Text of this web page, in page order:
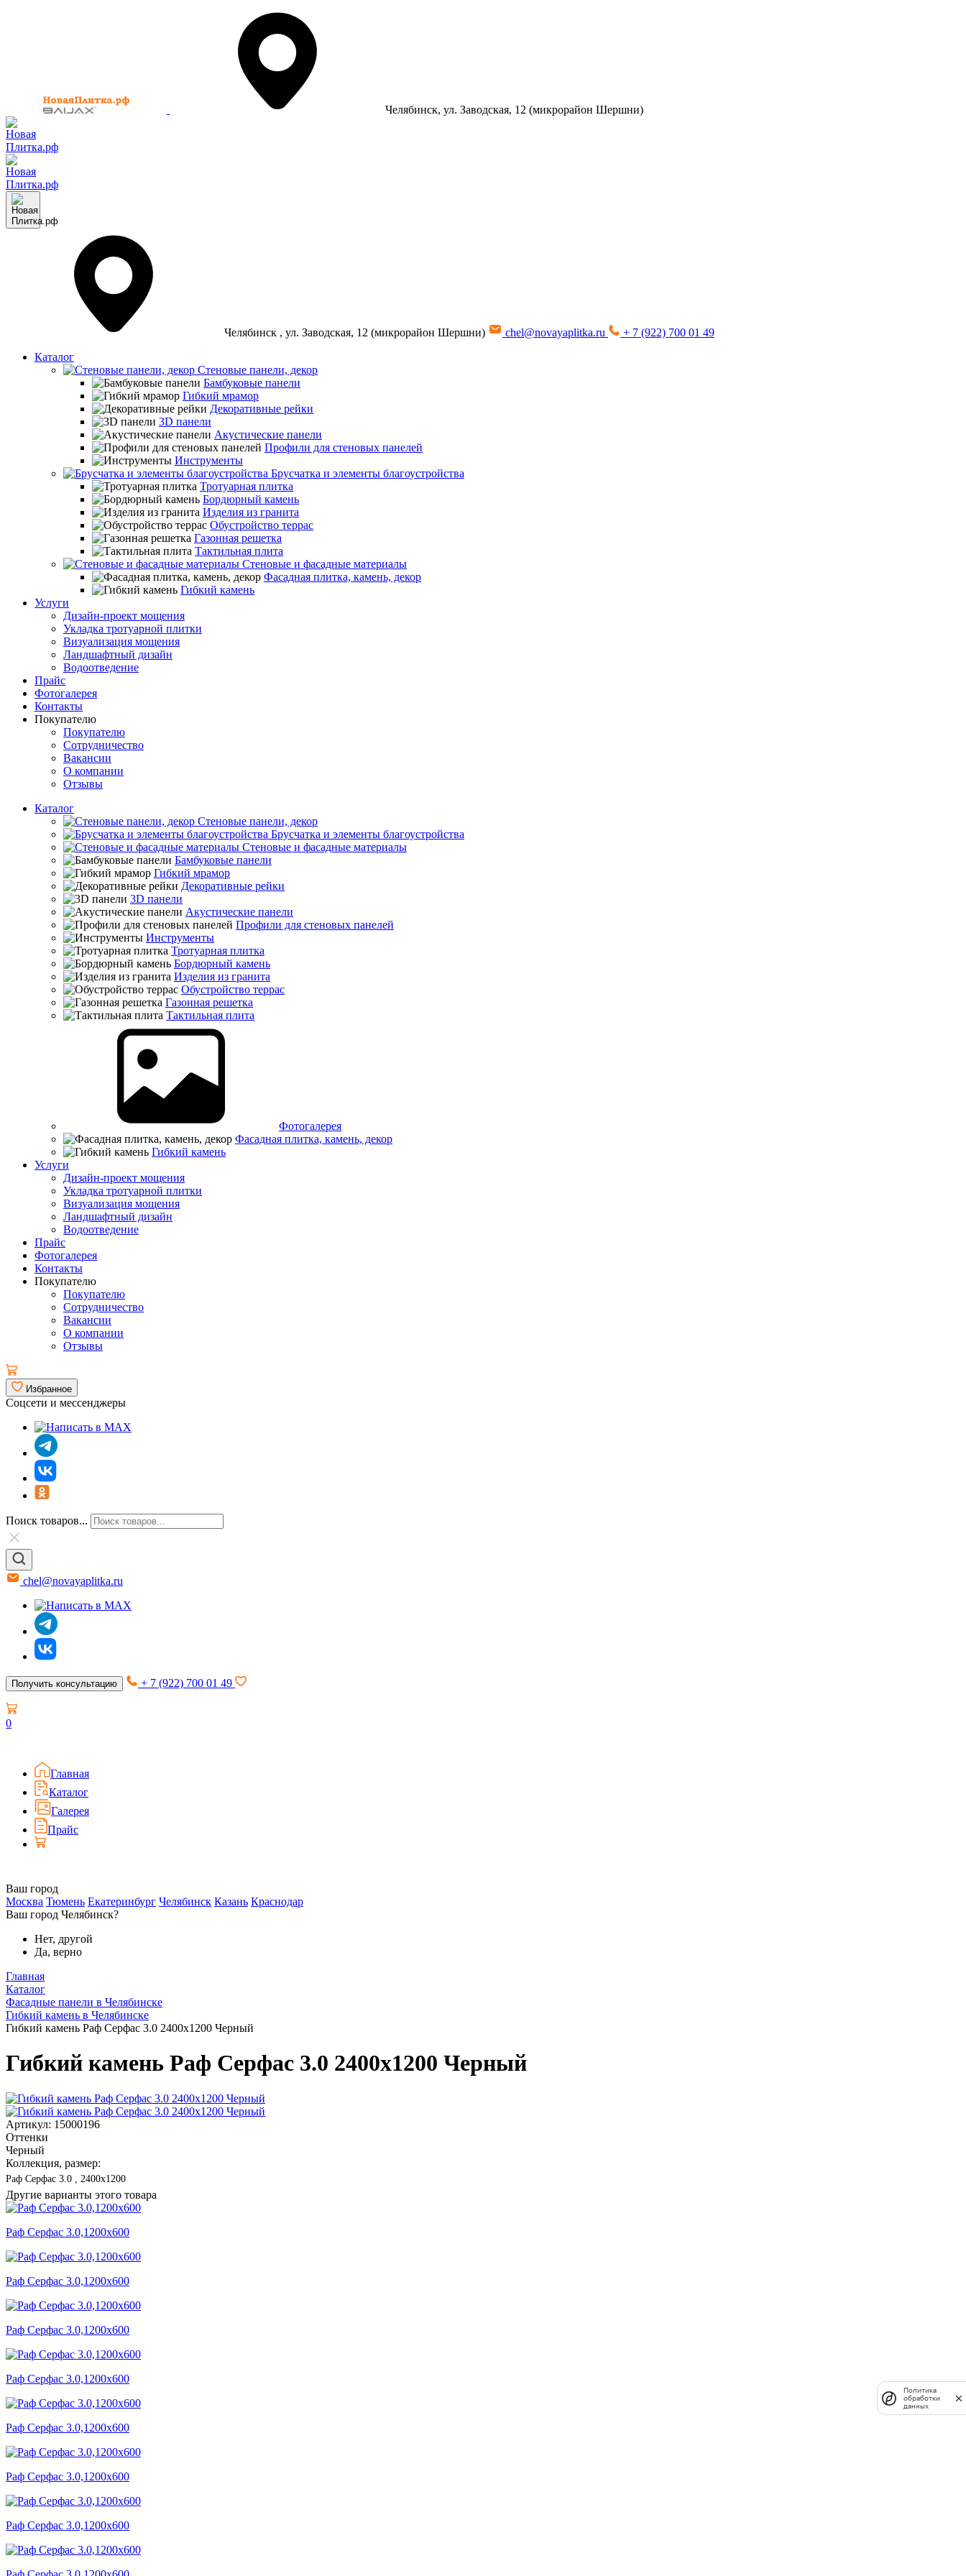
Челябинск, ул. Заводская, 12 (микрорайон Шершни)
Челябинск , ул. Заводская, 12 (микрорайон Шершни) chel@novayaplitka.ru
+ 7 (922) 700 01 49
Каталог
Стеновые панели, декор
Бамбуковые панели
Гибкий мрамор
Декоративные рейки
3D панели
Акустические панели
Профили для стеновых панелей
Инструменты
Брусчатка и элементы благоустройства
Тротуарная плитка
Бордюрный камень
Изделия из гранита
Обустройство террас
Газонная решетка
Тактильная плита
Стеновые и фасадные материалы
Фасадная плитка, камень, декор
Гибкий камень
Услуги
Дизайн-проект мощения
Укладка тротуарной плитки
Визуализация мощения
Ландшафтный дизайн
Водоотведение
Прайс
Фотогалерея
Контакты
Покупателю
Покупателю
Сотрудничество
Вакансии
О компании
Отзывы
Каталог
Стеновые панели, декор
Брусчатка и элементы благоустройства
Стеновые и фасадные материалы
Бамбуковые панели
Гибкий мрамор
Декоративные рейки
3D панели
Акустические панели
Профили для стеновых панелей
Инструменты
Тротуарная плитка
Бордюрный камень
Изделия из гранита
Обустройство террас
Газонная решетка
Тактильная плита
Фотогалерея
Фасадная плитка, камень, декор
Гибкий камень
Услуги
Дизайн-проект мощения
Укладка тротуарной плитки
Визуализация мощения
Ландшафтный дизайн
Водоотведение
Прайс
Фотогалерея
Контакты
Покупателю
Покупателю
Сотрудничество
Вакансии
О компании
Отзывы
Избранное
Соцсети и мессенджеры
Поиск товаров...
chel@novayaplitka.ru
Получить консультацию + 7 (922) 700 01 49
0
Главная
Каталог
Галерея
Прайс
Ваш город
Москва Тюмень Екатеринбург Челябинск Казань Краснодар
Ваш город Челябинск?
Нет, другой
Да, верно
Главная
Каталог
Фасадные панели в Челябинске
Гибкий камень в Челябинске
Гибкий камень Раф Серфас 3.0 2400x1200 Черный
Гибкий камень Раф Серфас 3.0 2400x1200 Черный
Артикул: 15000196
Оттенки
Черный
Коллекция, размер:
Раф Серфас 3.0 , 2400x1200
Другие варианты этого товара
Раф Серфас 3.0,1200x600
Раф Серфас 3.0,1200x600
Раф Серфас 3.0,1200x600
Раф Серфас 3.0,1200x600
Раф Серфас 3.0,1200x600
Раф Серфас 3.0,1200x600
Раф Серфас 3.0,1200x600
Политика
обработки
данных